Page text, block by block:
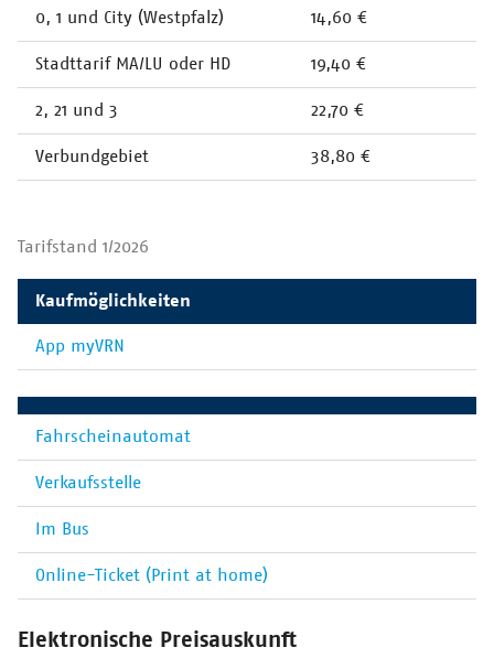
0, 1 und City (Westpfalz) 14,60 €
Stadttarif MA/LU oder HD 19,40 €
2, 21 und 3 22,70 €
Verbundgebiet 38,80 €
Tarifstand 1/2026
Kaufmöglichkeiten
App myVRN
Fahrscheinautomat
Verkaufsstelle
Im Bus
Online-Ticket (Print at home)
Elektronische Preisauskunft